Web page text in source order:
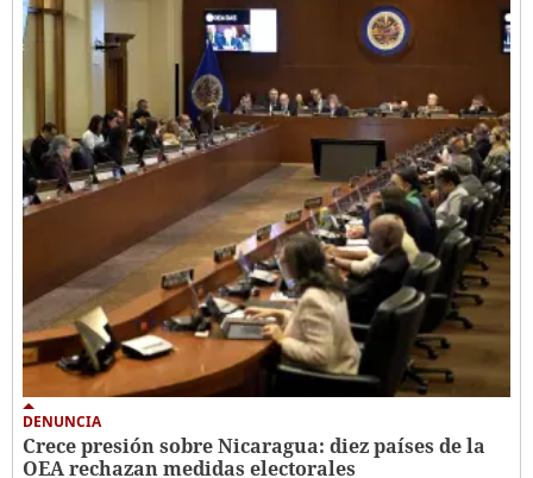
DENUNCIA
Crece presión sobre Nicaragua: diez países de la
OEA rechazan medidas electorales